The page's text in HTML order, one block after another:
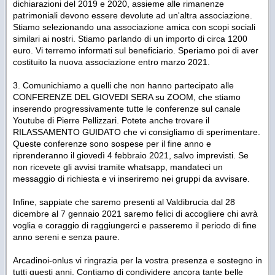
dichiarazioni del 2019 e 2020, assieme alle rimanenze
patrimoniali devono essere devolute ad un'altra associazione.
Stiamo selezionando una associazione amica con scopi sociali
similari ai nostri. Stiamo parlando di un importo di circa 1200
euro. Vi terremo informati sul beneficiario. Speriamo poi di aver
costituito la nuova associazione entro marzo 2021.
3. Comunichiamo a quelli che non hanno partecipato alle
CONFERENZE DEL GIOVEDI SERA su ZOOM, che stiamo
inserendo progressivamente tutte le conferenze sul canale
Youtube di Pierre Pellizzari. Potete anche trovare il
RILASSAMENTO GUIDATO che vi consigliamo di sperimentare.
Queste conferenze sono sospese per il fine anno e
riprenderanno il giovedì 4 febbraio 2021, salvo imprevisti. Se
non ricevete gli avvisi tramite whatsapp, mandateci un
messaggio di richiesta e vi inseriremo nei gruppi da avvisare.
Infine, sappiate che saremo presenti al Valdibrucia dal 28
dicembre al 7 gennaio 2021 saremo felici di accogliere chi avrà
voglia e coraggio di raggiungerci e passeremo il periodo di fine
anno sereni e senza paure.
Arcadinoi-onlus vi ringrazia per la vostra presenza e sostegno in
tutti questi anni. Contiamo di condividere ancora tante belle